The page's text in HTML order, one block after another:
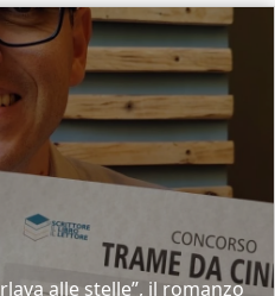
alle stelle”, il romanzo